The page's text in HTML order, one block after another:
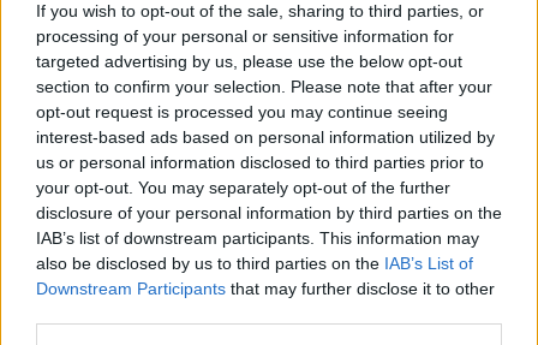
If you wish to opt-out of the sale, sharing to third parties, or
processing of your personal or sensitive information for
targeted advertising by us, please use the below opt-out
section to confirm your selection. Please note that after your
opt-out request is processed you may continue seeing
interest-based ads based on personal information utilized by
us or personal information disclosed to third parties prior to
your opt-out. You may separately opt-out of the further
disclosure of your personal information by third parties on the
IAB’s list of downstream participants. This information may
also be disclosed by us to third parties on the IAB’s List of
Downstream Participants that may further disclose it to other
μέσω του συνηγόρου της Απόστολου Λύτρα,
ο οποίος ξεκαθάρισε πως υπάρχει βίντεο
που αποδεικνύει τον ξυλοδαρμό. «Ξέρω ότι
υπάρχει ένα βίντεο που έχει καταγράψει τί
έχει συμβεί. Σε τέτοιες περιπτώσεις λέμε
συνέχεια ότι μία γυναίκα, δήθεν την βίασαν,
δήθεν την χτύπησαν δήθεν το ένα ή το άλλο,
αυτά είναι ντροπή και κάποια στιγμή
περνάμε τα όρια. Υπήρχαν και άλλα
περιστατικά βίας στο παρελθόν, δεν είναι το